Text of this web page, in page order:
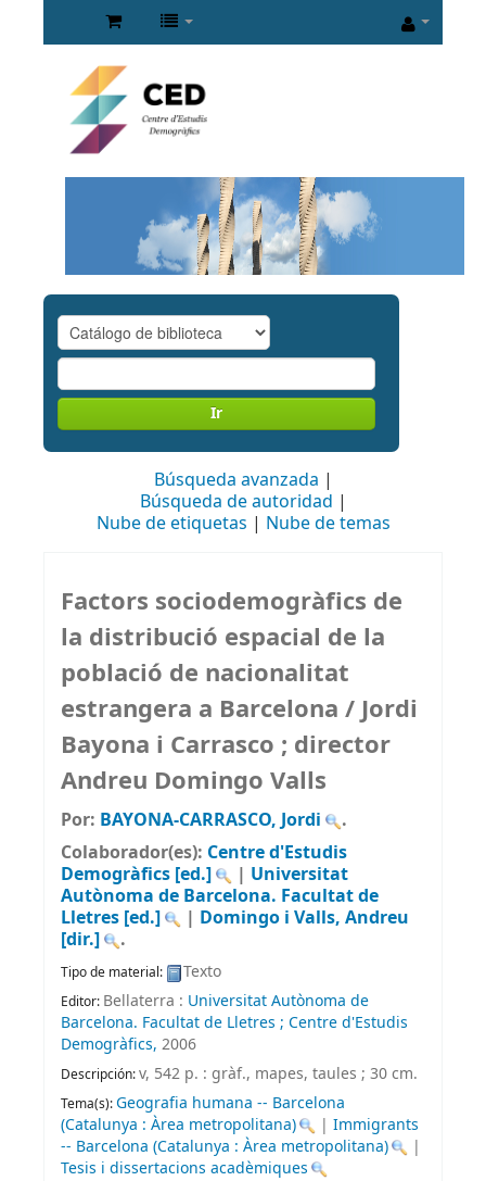
Ir
Búsqueda avanzada
Búsqueda de autoridad
Nube de etiquetas
Nube de temas
Factors sociodemogràfics de
la distribució espacial de la
població de nacionalitat
estrangera a Barcelona / Jordi
Bayona i Carrasco ; director
Andreu Domingo Valls
Por: BAYONA-CARRASCO, Jordi
.
Colaborador(es): Centre d'Estudis
Demogràfics [ed.] | Universitat
Autònoma de Barcelona. Facultat de
Lletres [ed.] | Domingo i Valls, Andreu
[dir.]
.
Tipo de material: Texto
Editor: Bellaterra : Universitat Autònoma de
Barcelona. Facultat de Lletres ; Centre d'Estudis
Demogràfics, 2006
Descripción:v, 542 p. : gràf., mapes, taules ; 30 cm.
Tema(s):Geografia humana -- Barcelona
(Catalunya : Àrea metropolitana)
|Immigrants
-- Barcelona (Catalunya : Àrea metropolitana)
|
Tesis i dissertacions acadèmiques